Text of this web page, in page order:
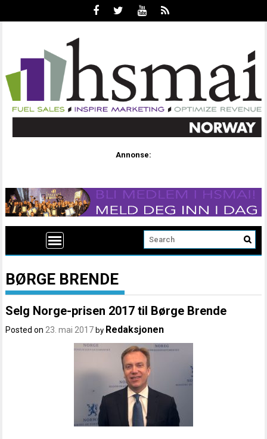
Annonse:
BØRGE BRENDE
Selg Norge-prisen 2017 til Børge Brende
Posted on23. mai 2017 by Redaksjonen